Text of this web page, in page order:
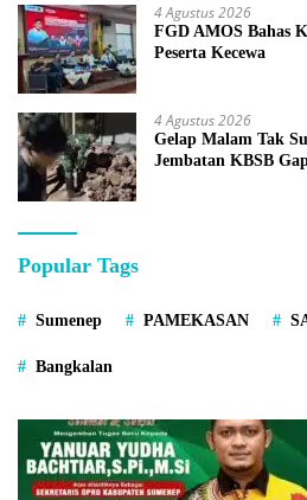
4 Agustus 2026
FGD AMOS Bahas
Peserta Kecewa
4 Agustus 2026
Gelap Malam Tak
Jembatan KBSB
Popular Tags
Sumenep PAMEKASAN
Bangkalan